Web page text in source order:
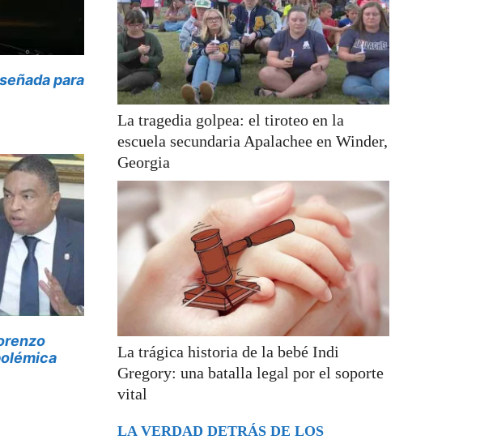
para
La tragedia golpea: el tiroteo en la
escuela secundaria Apalachee en Winder,
Georgia
La trágica historia de la bebé Indi
Gregory: una batalla legal por el soporte
vital
LA VERDAD DETRÁS DE LOS